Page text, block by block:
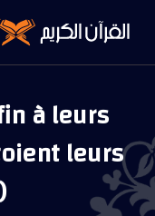
à leurs
leurs